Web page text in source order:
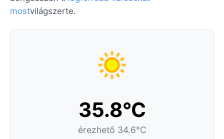
mostvilágszerte.
35.8°C
érezhető 34.6°C